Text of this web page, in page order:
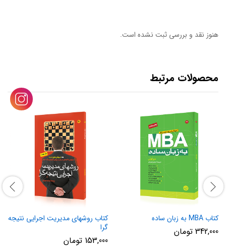
هنوز نقد و بررسی ثبت نشده است.
محصولات مرتبط
کتاب MBA به زبان ساده
342,000 تومان
کتاب روشهای مدیریت اجرایی نتیجه
گرا
153,000 تومان